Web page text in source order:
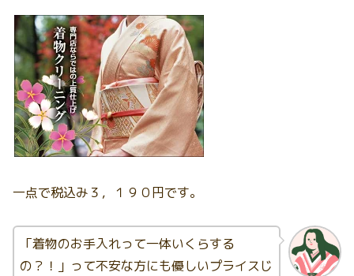
一点で税込み３，１９０円です。
「着物のお手入れって一体いくらする
の？！」って不安な方にも優しいプライスじ